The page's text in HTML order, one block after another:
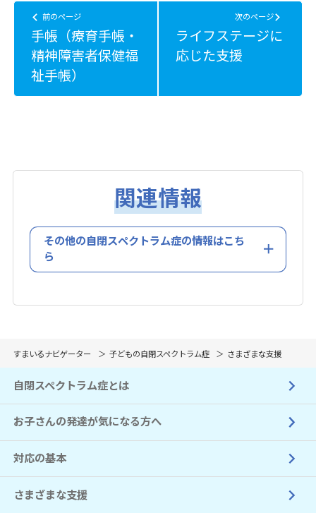
前のページ
手帳（療育手帳・
精神障害者保健福
祉手帳）
次のページ
ライフステージに
応じた支援
関連情報
その他の自閉スペクトラム症の情報はこち
ら
すまいるナビゲーター 子どもの自閉スペクトラム症 さまざまな支援
自閉スペクトラム症とは
お子さんの発達が気になる方へ
対応の基本
さまざまな支援